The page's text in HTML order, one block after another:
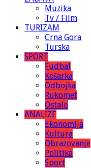
Muzika
Tv / Film
TURIZAM
Crna Gora
Turska
SPORT
Fudbal
Košarka
Odbojka
Rukomet
Ostalo
ANALIZE
Ekonomija
Kultura
Obrazovanje
Politika
Sport